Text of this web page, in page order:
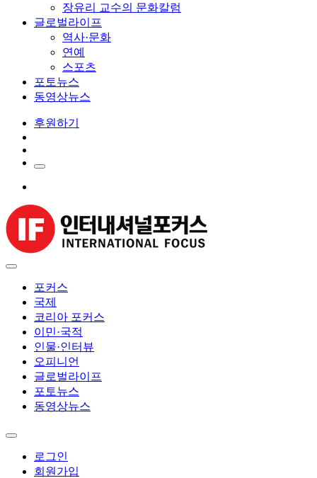
장유리 교수의 문화칼럼
글로벌라이프
역사·문화
연예
스포츠
포토뉴스
동영상뉴스
후원하기
포커스
국제
코리아 포커스
이민·국적
인물·인터뷰
오피니언
글로벌라이프
포토뉴스
동영상뉴스
로그인
회원가입